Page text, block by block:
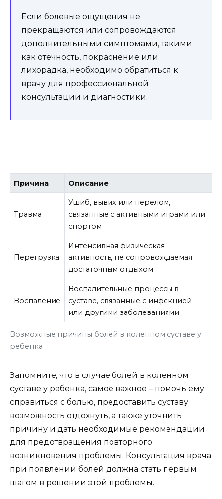
Если болевые ощущения не
прекращаются или сопровождаются
дополнительными симптомами, такими
как отечность, покраснение или
лихорадка, необходимо обратиться к
врачу для профессиональной
консультации и диагностики.
Возможные причины болей в коленном суставе у
ребенка
Причина Описание
Травма
Ушиб, вывих или перелом,
связанные с активными играми или
спортом
Перегрузка
Интенсивная физическая
активность, не сопровождаемая
достаточным отдыхом
Воспаление
Воспалительные процессы в
суставе, связанные с инфекцией
или другими заболеваниями
Запомните, что в случае болей в коленном
суставе у ребенка, самое важное – помочь ему
справиться с болью, предоставить суставу
возможность отдохнуть, а также уточнить
причину и дать необходимые рекомендации
для предотвращения повторного
возникновения проблемы. Консультация врача
при появлении болей должна стать первым
шагом в решении этой проблемы.